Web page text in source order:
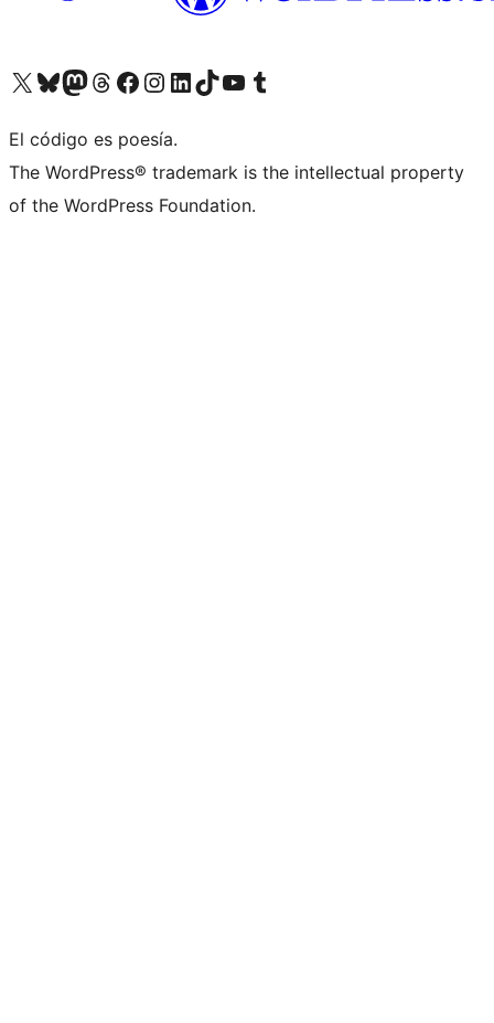
Visit our X (formerly Twitter) account
Visit our Bluesky account
Visit our Mastodon account
Visit our Threads account
Visita nuestra página de Facebook
Visita nuestra cuenta de Instagram
Visita nuestra cuenta de LinkedIn
Visit our TikTok account
Visita nuestro canal de YouTube
Visit our Tumblr account
El código es poesía.
The WordPress® trademark is the intellectual property
of the WordPress Foundation.